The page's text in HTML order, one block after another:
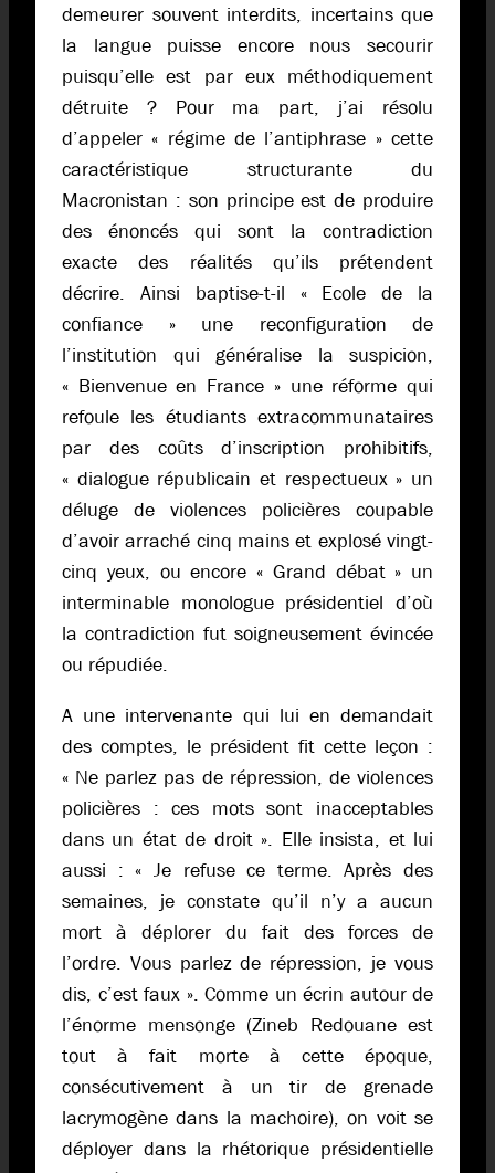
demeurer souvent interdits, incertains que
la langue puisse encore nous secourir
puisqu’elle est par eux méthodiquement
détruite ? Pour ma part, j’ai résolu
d’appeler « régime de l’antiphrase » cette
caractéristique structurante du
Macronistan : son principe est de produire
des énoncés qui sont la contradiction
exacte des réalités qu’ils prétendent
décrire. Ainsi baptise-t-il « Ecole de la
confiance » une reconfiguration de
l’institution qui généralise la suspicion,
« Bienvenue en France » une réforme qui
refoule les étudiants extracommunataires
par des coûts d’inscription prohibitifs,
« dialogue républicain et respectueux » un
déluge de violences policières coupable
d’avoir arraché cinq mains et explosé vingt-
cinq yeux, ou encore « Grand débat » un
interminable monologue présidentiel d’où
la contradiction fut soigneusement évincée
ou répudiée.
A une intervenante qui lui en demandait
des comptes, le président fit cette leçon :
« Ne parlez pas de répression, de violences
policières : ces mots sont inacceptables
dans un état de droit ». Elle insista, et lui
aussi : « Je refuse ce terme. Après des
semaines, je constate qu’il n’y a aucun
mort à déplorer du fait des forces de
l’ordre. Vous parlez de répression, je vous
dis, c’est faux ». Comme un écrin autour de
l’énorme mensonge (Zineb Redouane est
tout à fait morte à cette époque,
consécutivement à un tir de grenade
lacrymogène dans la machoire), on voit se
déployer dans la rhétorique présidentielle